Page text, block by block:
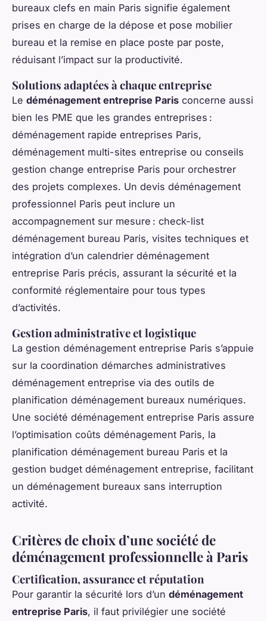
bureaux clefs en main Paris signifie également
prises en charge de la dépose et pose mobilier
bureau et la remise en place poste par poste,
réduisant l’impact sur la productivité.
Solutions adaptées à chaque entreprise
Le déménagement entreprise Paris concerne aussi
bien les PME que les grandes entreprises :
déménagement rapide entreprises Paris,
déménagement multi-sites entreprise ou conseils
gestion change entreprise Paris pour orchestrer
des projets complexes. Un devis déménagement
professionnel Paris peut inclure un
accompagnement sur mesure : check-list
déménagement bureau Paris, visites techniques et
intégration d’un calendrier déménagement
entreprise Paris précis, assurant la sécurité et la
conformité réglementaire pour tous types
d’activités.
Gestion administrative et logistique
La gestion déménagement entreprise Paris s’appuie
sur la coordination démarches administratives
déménagement entreprise via des outils de
planification déménagement bureaux numériques.
Une société déménagement entreprise Paris assure
l’optimisation coûts déménagement Paris, la
planification déménagement bureau Paris et la
gestion budget déménagement entreprise, facilitant
un déménagement bureaux sans interruption
activité.
Critères de choix d’une société de
déménagement professionnelle à Paris
Certification, assurance et réputation
Pour garantir la sécurité lors d’un déménagement
entreprise Paris, il faut privilégier une société